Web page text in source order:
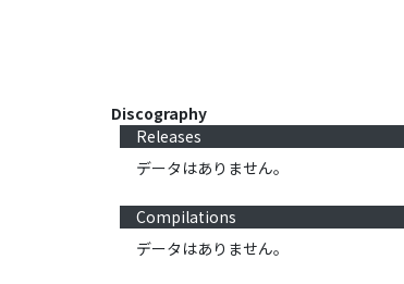
Discography
Releases
データはありません。
Compilations
データはありません。